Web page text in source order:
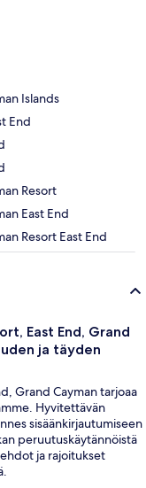
Islands
End
Resort
East End
Resort East End
East End, Grand
ja täyden
Grand Cayman tarjoaa
Hyvitettävän
sisäänkirjautumiseen
peruutuskäytännöistä
ja rajoitukset